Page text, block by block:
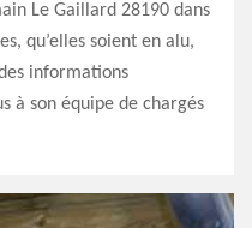
Le Gaillard 28190 dans
qu’elles soient en alu,
informations
à son équipe de chargés